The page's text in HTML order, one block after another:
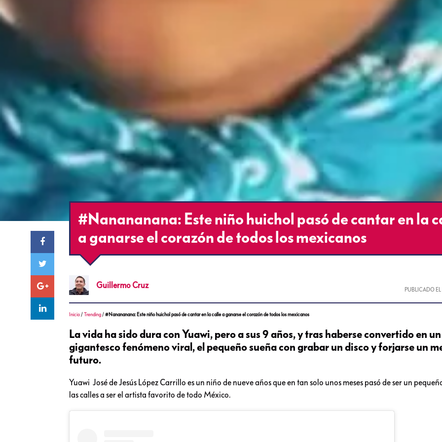
#Nanananana: Este niño huichol pasó de cantar en la
a ganarse el corazón de todos los mexicanos
Guillermo Cruz PUBLICADO EL
Inicio /Trending /#Nanananana: Este niño huichol pasó de cantar en la calle a ganarse el corazón de todos los mexicanos
La vida ha sido dura con Yuawi, pero a sus 9 años, y tras haberse convertido en un
gigantesco fenómeno viral, el pequeño sueña con grabar un disco y forjarse un
futuro.
Yuawi José de Jesús López Carrillo es un niño de nueve años que en tan solo unos meses pasó de ser un
las calles a ser el artista favorito de todo México.